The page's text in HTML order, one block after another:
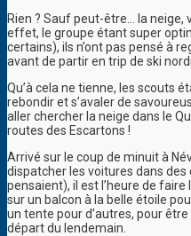
Rien ? Sauf peut-être… la neige,
effet, le groupe étant super
certains), ils n’ont pas pensé à
avant de partir en trip de ski
Qu’à cela ne tienne, les scouts
rebondir et s’avaler de
aller chercher la neige dans le
routes des Escartons !
Arrivé sur le coup de minuit à
dispatcher les voitures dans des
pensaient), il est l’heure de
sur un balcon à la belle étoile
un tente pour d’autres, pour
départ du lendemain.